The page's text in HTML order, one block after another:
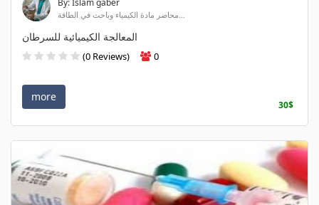
By: Islam gaber
محاضر مادة الكيمياء وباحث في الطاقة...
المعالجة الكيميائية للسرطان
(0 Reviews) 0
more
30$